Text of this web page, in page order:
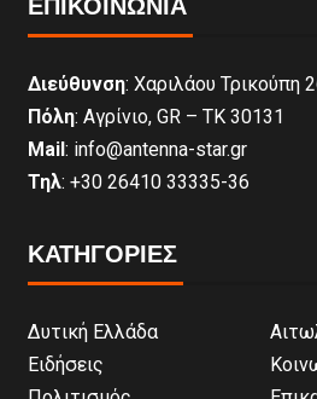
ΕΠΙΚΟΙΝΩΝΊΑ
Διεύθυνση: Χαριλάου Τρικούπη
Πόλη: Αγρίνιο, GR – ΤΚ 30131
Mail: info@antenna-star.gr
Τηλ: +30 26410 33335-36
ΚΑΤΗΓΟΡΙΕΣ
Δυτική Ελλάδα
Ειδήσεις